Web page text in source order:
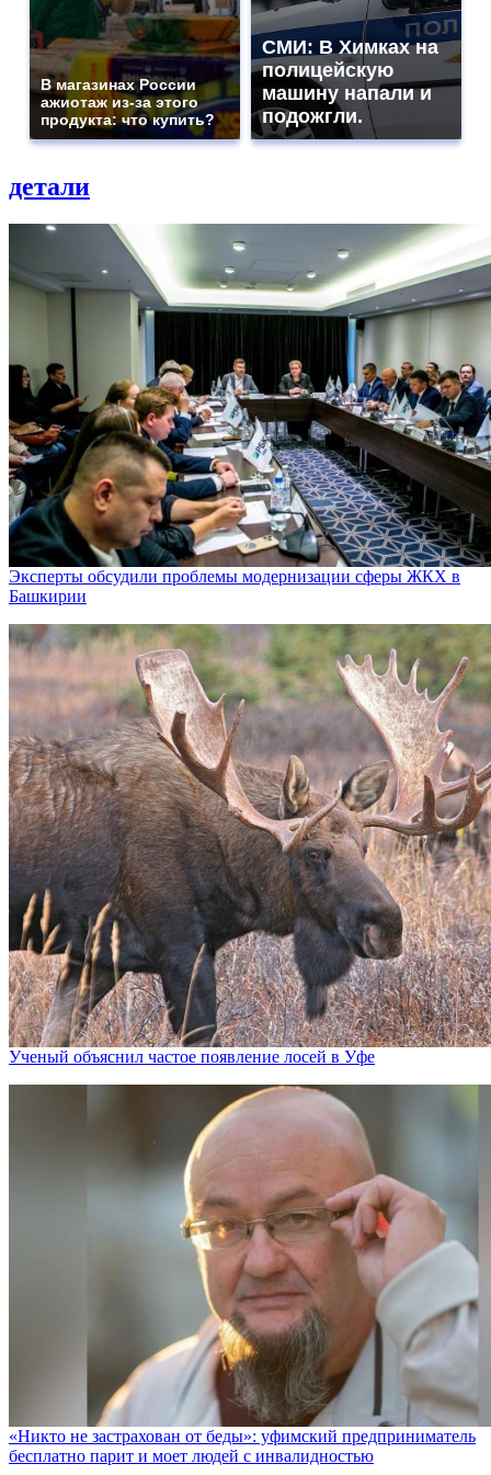
В магазинах России
ажиотаж из-за этого
продукта: что купить?
СМИ: В Химках на
полицейскую
машину напали и
подожгли.
детали
Эксперты обсудили проблемы модернизации сферы ЖКХ в
Башкирии
Ученый объяснил частое появление лосей в Уфе
«Никто не заcтрахован от беды»: уфимский предприниматель
бесплатно парит и моет людей с инвалидностью